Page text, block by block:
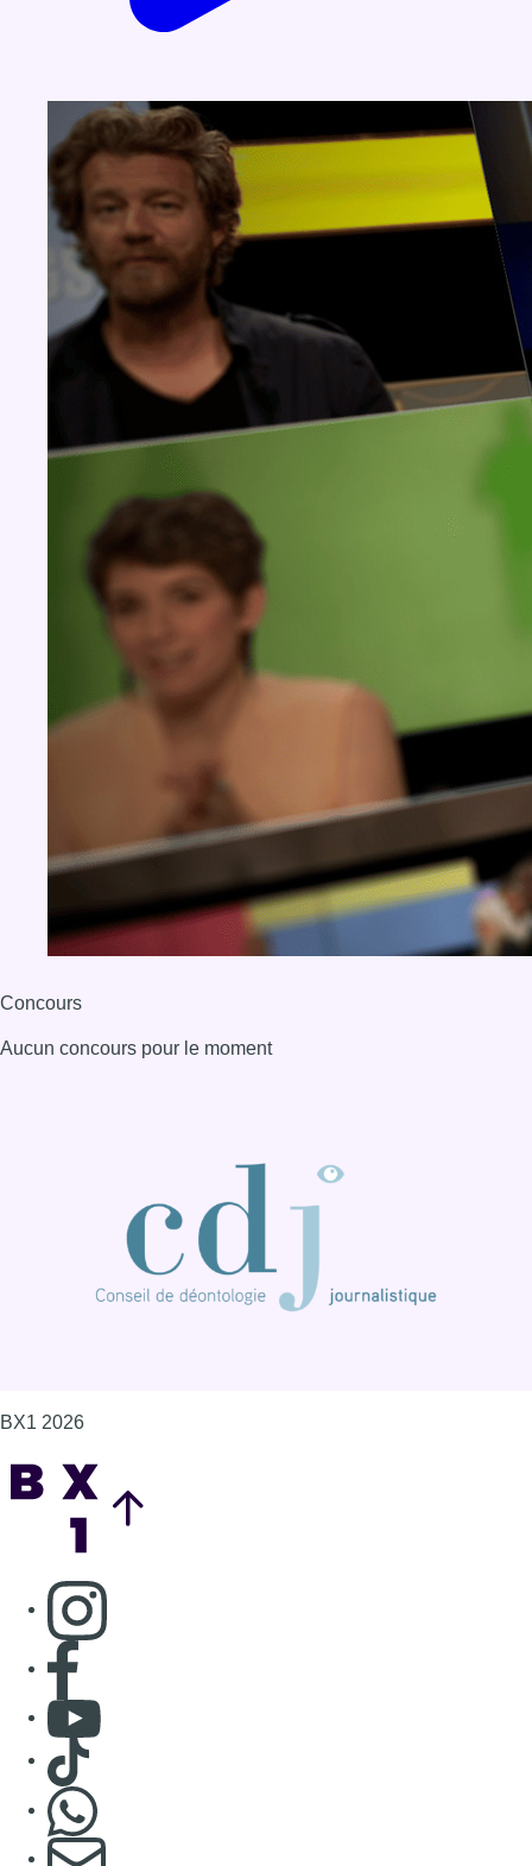
Concours
Aucun concours pour le moment
BX1 2026
Consulter page Instagram
Consulter page Facebook
Consulter Youtube
Consulter TikTok
S'abonner à notre newsletter